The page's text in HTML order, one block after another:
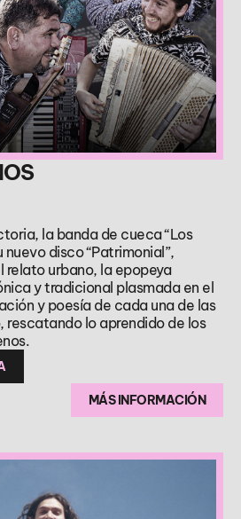
la banda de cueca “Los
nuevo disco “Patrimonial”,
urbano, la epopeya
y tradicional plasmada en el
y poesía de cada una de las
rescatando lo aprendido de los
MÁS INFORMACIÓN